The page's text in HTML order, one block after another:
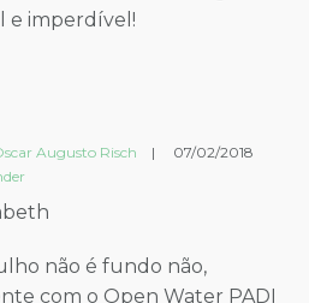
e imperdível!
Augusto Risch |
07/02/2018
não é fundo não,
com o Open Water PADI